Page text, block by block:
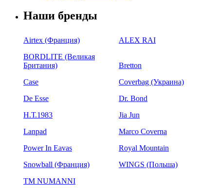
Наши бренды
Airtex (Франция)
ALEX RAI
BORDLITE (Великая
Британия)
Bretton
Case
Coverbag (Украина)
De Esse
Dr. Bond
H.Т.1983
Jia Jun
Lanpad
Marco Coverna
Power In Eavas
Royal Mountain
Snowball (Франция)
WINGS (Польша)
ТМ NUMANNI